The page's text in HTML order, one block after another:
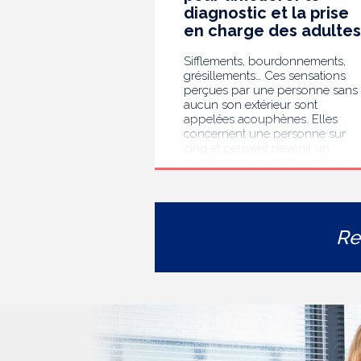
diagnostic et la prise
en charge des adultes
Sifflements, bourdonnements,
grésillements… Ces sensations
perçues par une personne sans
aucun son extérieur sont
appelées acouphènes. Elles
concernent une personne sur
l’isolement ou de l’anxiété. Face à
thérapeutique rencontrée par les
diagnostic et l’accompagnement
des personnes présentant des
acouphènes chroniques
invalidants . Elle publie